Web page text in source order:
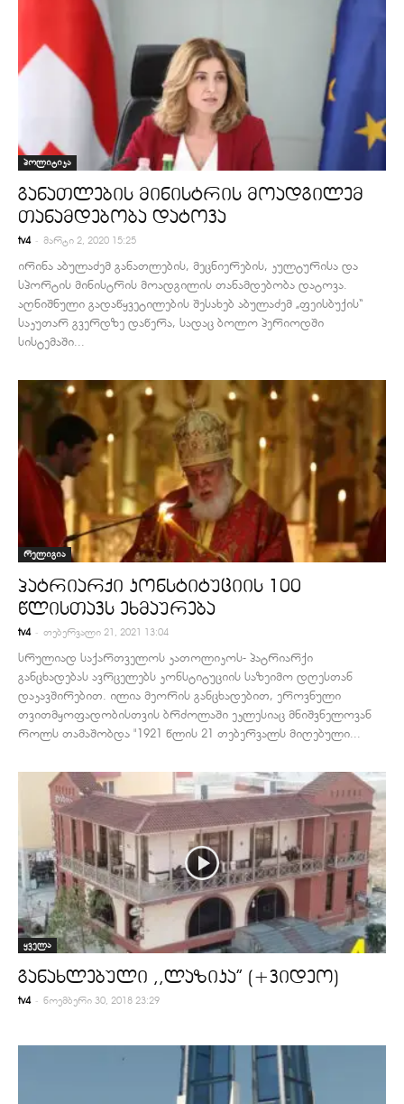
პოლიტიკა
განათლების მინისტრის მოადგილემ
თანამდებობა დატოვა
tv4 - მარტი 2, 2020 15:25
ირინა აბულაძემ განათლების, მეცნიერების, კულტურისა და
სპორტის მინისტრის მოადგილის თანამდებობა დატოვა.
აღნიშნული გადაწყვეტილების შესახებ აბულაძემ „ფეისბუქის“
საკუთარ გვერდზე დაწერა, სადაც ბოლო პერიოდში
სისტემაში...
რელიგია
პატრიარქი კონსტიტუციის 100
წლისთავს ეხმაურება
tv4 - თებერვალი 21, 2021 13:04
სრულიად საქართველოს კათოლიკოს- პატრიარქი
განცხადებას ავრცელებს კონსტიტუციის საზეიმო დღესთან
დაკავშირებით. ილია მეორის განცხადებით, ეროვნული
თვითმყოფადობისთვის ბრძოლაში ეკლესიაც მნიშვნელოვან
როლს თამაშობდა "1921 წლის 21 თებერვალს მიღებული...
ყველა
განახლებული ,,ლაზიკა” (+ვიდეო)
tv4 - ნოემბერი 30, 2018 23:29